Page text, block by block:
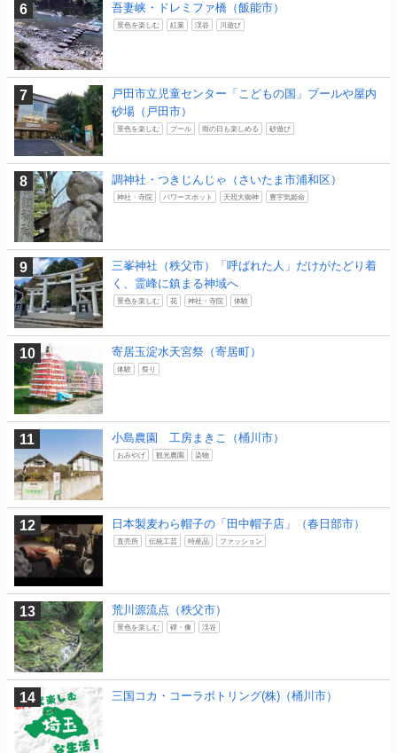
吾妻峡・ドレミファ橋（飯能市）
景色を楽しむ 紅葉 渓谷 川遊び
戸田市立児童センター「こどもの国」プールや屋内
砂場（戸田市）
景色を楽しむ プール 雨の日も楽しめる 砂遊び
調神社・つきじんじゃ（さいたま市浦和区）
神社・寺院 パワースポット 天照大御神 豊宇気姫命
三峯神社（秩父市）「呼ばれた人」だけがたどり着
く、霊峰に鎮まる神域へ
景色を楽しむ 花 神社・寺院 体験
寄居玉淀水天宮祭（寄居町）
体験 祭り
小島農園 工房まきこ（桶川市）
おみやげ 観光農園 染物
日本製麦わら帽子の「田中帽子店」（春日部市）
直売所 伝統工芸 特産品 ファッション
荒川源流点（秩父市）
景色を楽しむ 碑・像 渓谷
三国コカ・コーラボトリング(株)（桶川市）